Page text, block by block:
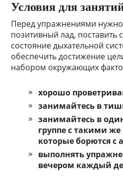
Условия для
Перед упражнениями нужно
позитивный лад, поставить
состояние дыхательной
обеспечить достижение
набором окружающих
хорошо
занимайтесь в
занимайтесь в
группе с такими
которые борются с
выполнять
вечером каждый